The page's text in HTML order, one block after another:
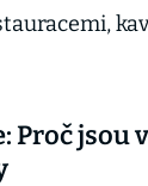
Proč jsou